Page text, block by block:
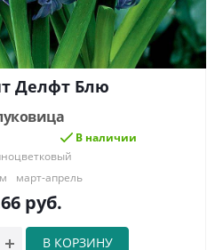
Делфт Блю
В наличии
март-апрель
руб.
В КОРЗИНУ